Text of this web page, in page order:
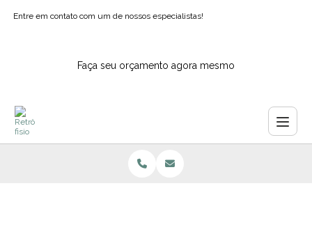
Entre em contato com um de nossos especialistas!
Faça seu orçamento agora mesmo